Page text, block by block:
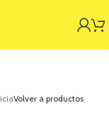
Volver a productos